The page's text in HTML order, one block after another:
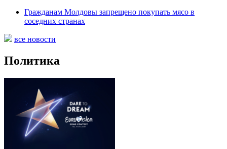
Гражданам Молдовы запрещено покупать мясо в
соседних странах
все новости
Политика